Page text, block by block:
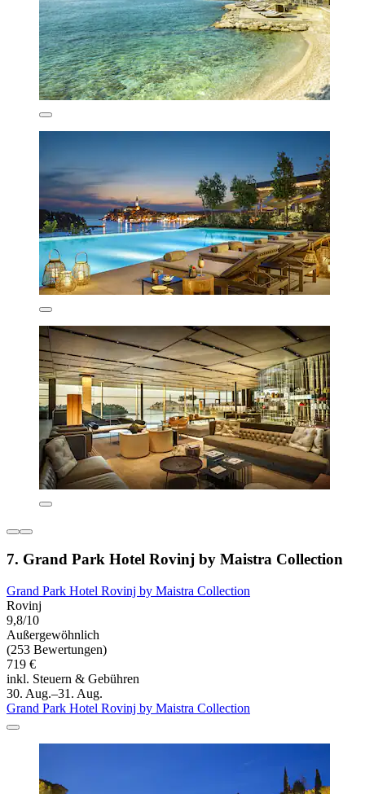
7. Grand Park Hotel Rovinj by Maistra Collection
Grand Park Hotel Rovinj by Maistra Collection
Rovinj
9,8/10
Außergewöhnlich
(253 Bewertungen)
719 €
inkl. Steuern & Gebühren
30. Aug.–31. Aug.
Grand Park Hotel Rovinj by Maistra Collection